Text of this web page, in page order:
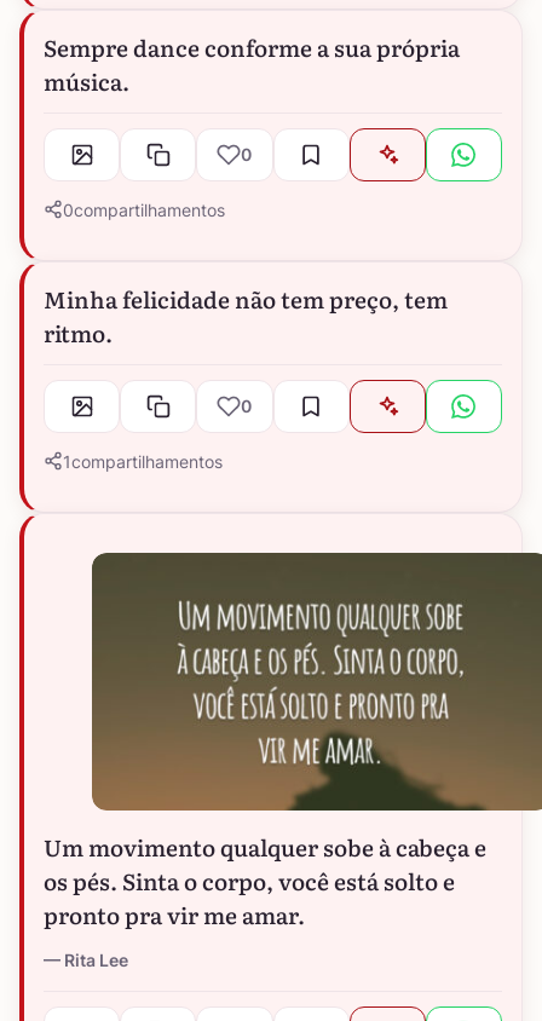
Sempre dance conforme a sua própria
música.
0
0compartilhamentos
Minha felicidade não tem preço, tem
ritmo.
0
1compartilhamentos
Um movimento qualquer sobe à cabeça e
os pés. Sinta o corpo, você está solto e
pronto pra vir me amar.
Rita Lee